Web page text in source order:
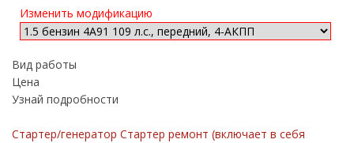
Изменить модификацию
Вид работы
Цена
Узнай подробности
Стартер/генератор Стартер ремонт (включает в себя